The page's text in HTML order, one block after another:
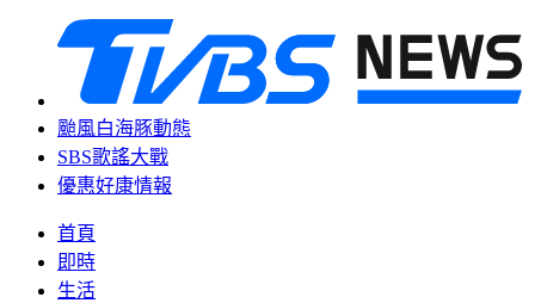
颱風白海豚動態
SBS歌謠大戰
優惠好康情報
首頁
即時
生活